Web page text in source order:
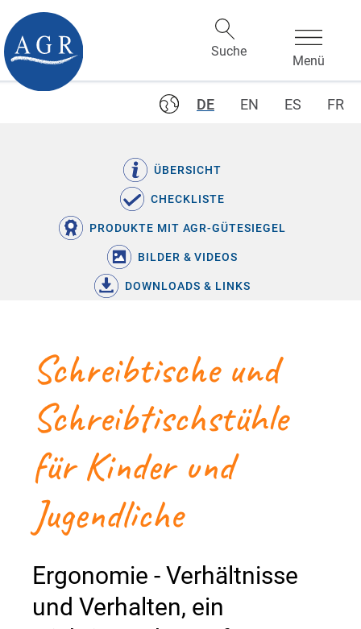
DE EN ES FR
ÜBERSICHT
CHECKLISTE
PRODUKTE MIT AGR-GÜTESIEGEL
BILDER & VIDEOS
DOWNLOADS & LINKS
Schreibtische und
Schreibtischstühle
für Kinder und
Jugendliche
Ergonomie - Verhältnisse
und Verhalten, ein